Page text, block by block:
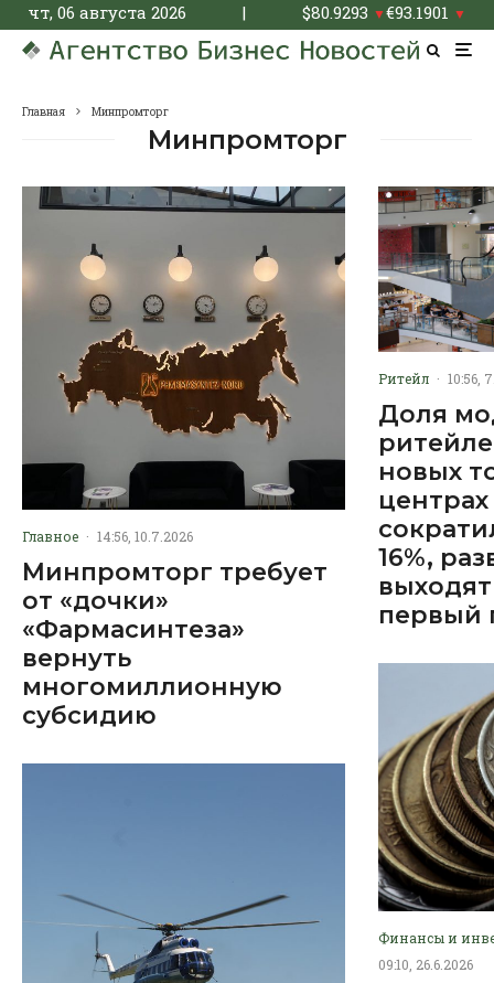
чт, 06 августа 2026 | $80.9293 ▼€93.1901 ▼
Главная Минпромторг
Минпромторг
Главное · 14:56, 10.7.2026
Минпромторг требует
от «дочки»
«Фармасинтеза»
вернуть
многомиллионную
субсидию
Ритейл · 10:56,
Доля
новых
16%,
первый
Финансы и
09:10, 26.6.2026